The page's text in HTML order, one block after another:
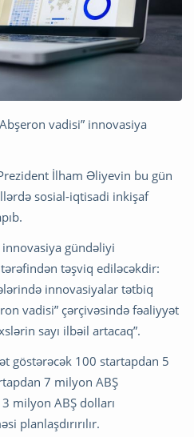
vadisi” innovasiya
İlham Əliyevin bu gün
sosial-iqtisadi inkişaf
gündəliyi
təşviq ediləcəkdir:
innovasiyalar tətbiq
vadisi” çərçivəsində fəaliyyət
sayı ilbəil artacaq”.
göstərəcək 100 startapdan 5
7 milyon ABŞ
milyon ABŞ dolları
planlaşdırırılır.